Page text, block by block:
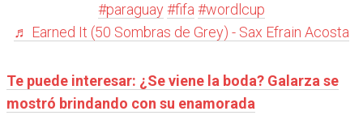
#paraguay#fifa #wordlcup
♬ Earned It (50 Sombras de Grey) - Sax Efrain Acosta
Te puede interesar: ¿Se viene la boda? Galarza se
mostró brindando con su enamorada